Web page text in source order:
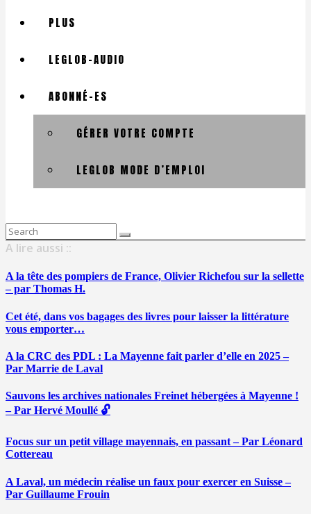
PLUS
LEGLOB-AUDIO
ABONNÉ-ES
GÉRER VOTRE COMPTE
LEGLOB MODE D’EMPLOI
Search
for:
A lire aussi ::
A la tête des pompiers de France, Olivier Richefou sur la sellette
– par Thomas H.
Cet été, dans vos bagages des livres pour laisser la littérature
vous emporter…
A la CRC des PDL : La Mayenne fait parler d’elle en 2025 –
Par Marrie de Laval
Sauvons les archives nationales Freinet hébergées à Mayenne !
– Par Hervé Moullé 🔓
Focus sur un petit village mayennais, en passant – Par Léonard
Cottereau
A Laval, un médecin réalise un faux pour exercer en Suisse –
Par Guillaume Frouin